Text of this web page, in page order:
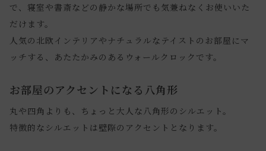
で、寝室や書斎などの静かな場所でも気兼ねなくお使いいた
だけます。
人気の北欧インテリアやナチュラルなテイストのお部屋にマ
ッチする、あたたかみのあるウォールクロックです。
お部屋のアクセントになる八角形
丸や四角よりも、ちょっと大人な八角形のシルエット。
特徴的なシルエットは壁際のアクセントとなります。